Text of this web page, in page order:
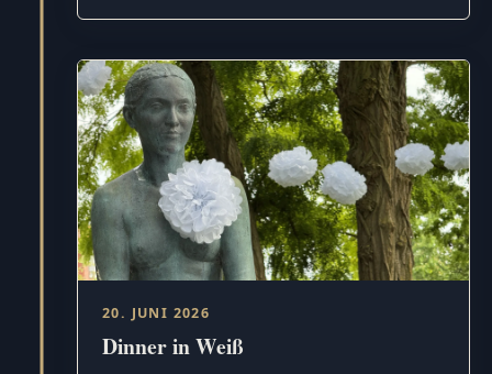
20. JUNI 2026
Dinner in Weiß